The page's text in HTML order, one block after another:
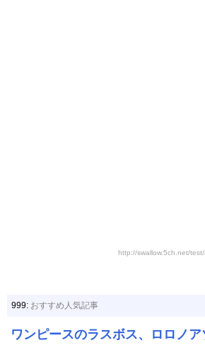
http://swallow.5ch.net/
999: おすすめ人気記事
ワンピースのラスボス、ロロノ